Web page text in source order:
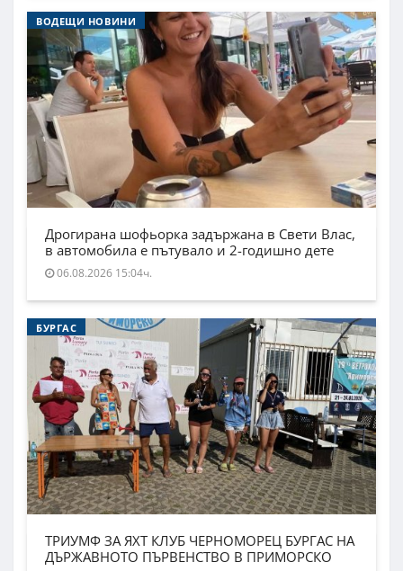
ВОДЕЩИ НОВИНИ
Дрогирана шофьорка задържана в Свети Влас,
в автомобила е пътувало и 2-годишно дете
06.08.2026 15:04ч.
БУРГАС
ТРИУМФ ЗА ЯХТ КЛУБ ЧЕРНОМОРЕЦ БУРГАС НА
ДЪРЖАВНОТО ПЪРВЕНСТВО В ПРИМОРСКО